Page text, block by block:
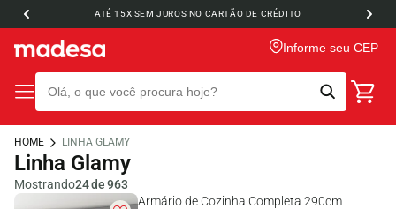
ATÉ 15X SEM JUROS NO CARTÃO DE CRÉDITO
Informe seu CEP
HOME LINHA GLAMY
Linha Glamy
Mostrando24 de 963
Armário de Cozinha Completa 290cm